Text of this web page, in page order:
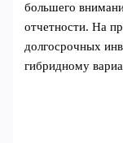
большего
отчетности. На
долгосрочных
гибридному